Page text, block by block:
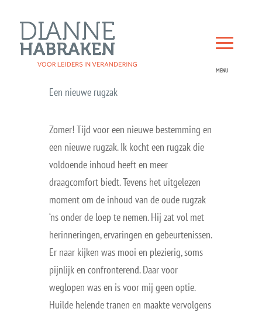
Een nieuwe rugzak
Zomer! Tijd voor een nieuwe bestemming en
een nieuwe rugzak. Ik kocht een rugzak die
voldoende inhoud heeft en meer
draagcomfort biedt. Tevens het uitgelezen
moment om de inhoud van de oude rugzak
‘ns onder de loep te nemen. Hij zat vol met
herinneringen, ervaringen en gebeurtenissen.
Er naar kijken was mooi en plezierig, soms
pijnlijk en confronterend. Daar voor
weglopen was en is voor mij geen optie.
Huilde helende tranen en maakte vervolgens